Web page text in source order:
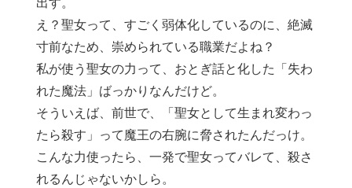
出す。
え？聖女って、すごく弱体化しているのに、絶滅
寸前なため、崇められている職業だよね？
私が使う聖女の力って、おとぎ話と化した「失わ
れた魔法」ばっかりなんだけど。
そういえば、前世で、「聖女として生まれ変わっ
たら殺す」って魔王の右腕に脅されたんだっけ。
こんな力使ったら、一発で聖女ってバレて、殺さ
れるんじゃないかしら。